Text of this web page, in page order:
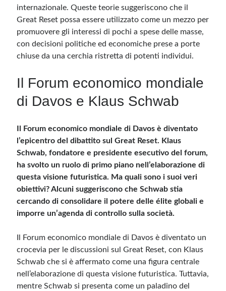
internazionale. Queste teorie suggeriscono che il
Great Reset possa essere utilizzato come un mezzo per
promuovere gli interessi di pochi a spese delle masse,
con decisioni politiche ed economiche prese a porte
chiuse da una cerchia ristretta di potenti individui.
Il Forum economico mondiale
di Davos e Klaus Schwab
Il Forum economico mondiale di Davos è diventato
l’epicentro del dibattito sul Great Reset. Klaus
Schwab, fondatore e presidente esecutivo del forum,
ha svolto un ruolo di primo piano nell’elaborazione di
questa visione futuristica. Ma quali sono i suoi veri
obiettivi? Alcuni suggeriscono che Schwab stia
cercando di consolidare il potere delle élite globali e
imporre un’agenda di controllo sulla società.
Il Forum economico mondiale di Davos è diventato un
crocevia per le discussioni sul Great Reset, con Klaus
Schwab che si è affermato come una figura centrale
nell’elaborazione di questa visione futuristica. Tuttavia,
mentre Schwab si presenta come un paladino del